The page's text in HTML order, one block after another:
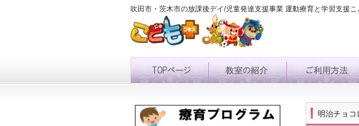
吹田市・茨木市の放課後デイ/児童発達支援事業 運動療育と学習支援こ
明治チョコ